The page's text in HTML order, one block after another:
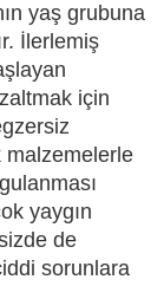
yaş grubuna
İlerlemiş
için
malzemelerle
yaygın
de
sorunlara